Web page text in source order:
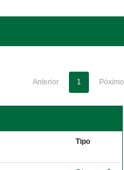
Anterior 1 Póximo
Tipo